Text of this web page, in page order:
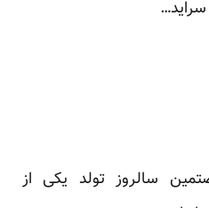
سراید…
سالروز تولد یکی از